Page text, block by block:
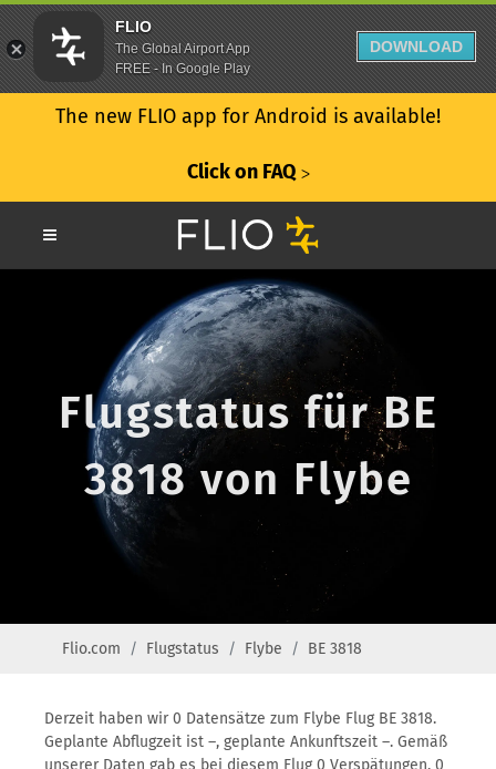
The new FLIO app for Android is available!
Click on FAQ ᐳ
Flugstatus für BE
3818 von Flybe
Flio.com Flugstatus Flybe BE 3818
Derzeit haben wir 0 Datensätze zum Flybe Flug BE 3818.
Geplante Abflugzeit ist –, geplante Ankunftszeit –. Gemäß
unserer Daten gab es bei diesem Flug 0 Verspätungen, 0
FLIO
The Global Airport App
FREE - In Google Play
DOWNLOAD